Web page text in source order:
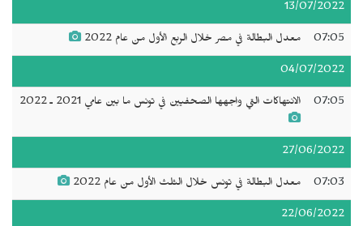
13/07/2022
07:05 معدل البطالة في مصر خلال الربع الأول من عام 2022
04/07/2022
07:05 الانتهاكات التي واجهها الصحفيين في تونس ما بين عامي 2021 ـ 2022
27/06/2022
07:03 معدل البطالة في تونس خلال الثلث الأول من عام 2022
22/06/2022